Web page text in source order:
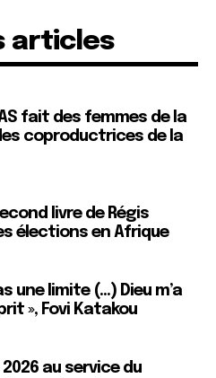
articles
fait des femmes de la
coproductrices de la
livre de Régis
élections en Afrique
une limite (…) Dieu m’a
», Fovi Katakou
2026 au service du